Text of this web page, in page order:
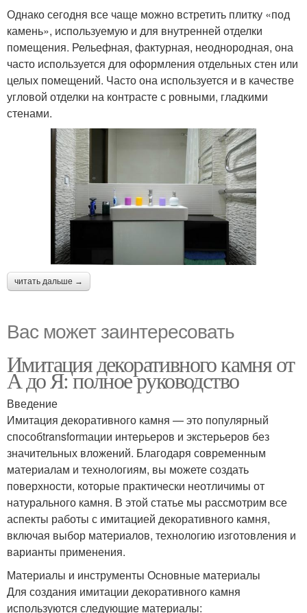
Однако сегодня все чаще можно встретить плитку «под
камень», используемую и для внутренней отделки
помещения. Рельефная, фактурная, неоднородная, она
часто используется для оформления отдельных стен или
целых помещений. Часто она используется и в качестве
угловой отделки на контрасте с ровными, гладкими
стенами.
читать дальше →
Вас может заинтересовать
Имитация декоративного камня от
А до Я: полное руководство
Введение
Имитация декоративного камня — это популярный
способtransformации интерьеров и экстерьеров без
значительных вложений. Благодаря современным
материалам и технологиям, вы можете создать
поверхности, которые практически неотличимы от
натурального камня. В этой статье мы рассмотрим все
аспекты работы с имитацией декоративного камня,
включая выбор материалов, технологию изготовления и
варианты применения.
Материалы и инструменты Основные материалы
Для создания имитации декоративного камня
используются следующие материалы: